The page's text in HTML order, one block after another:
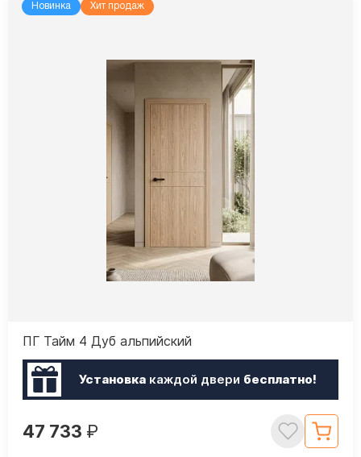
Новинка Хит продаж
ПГ Тайм 4 Дуб альпийский
Установкакаждой двери бесплатно!
47 733 ₽